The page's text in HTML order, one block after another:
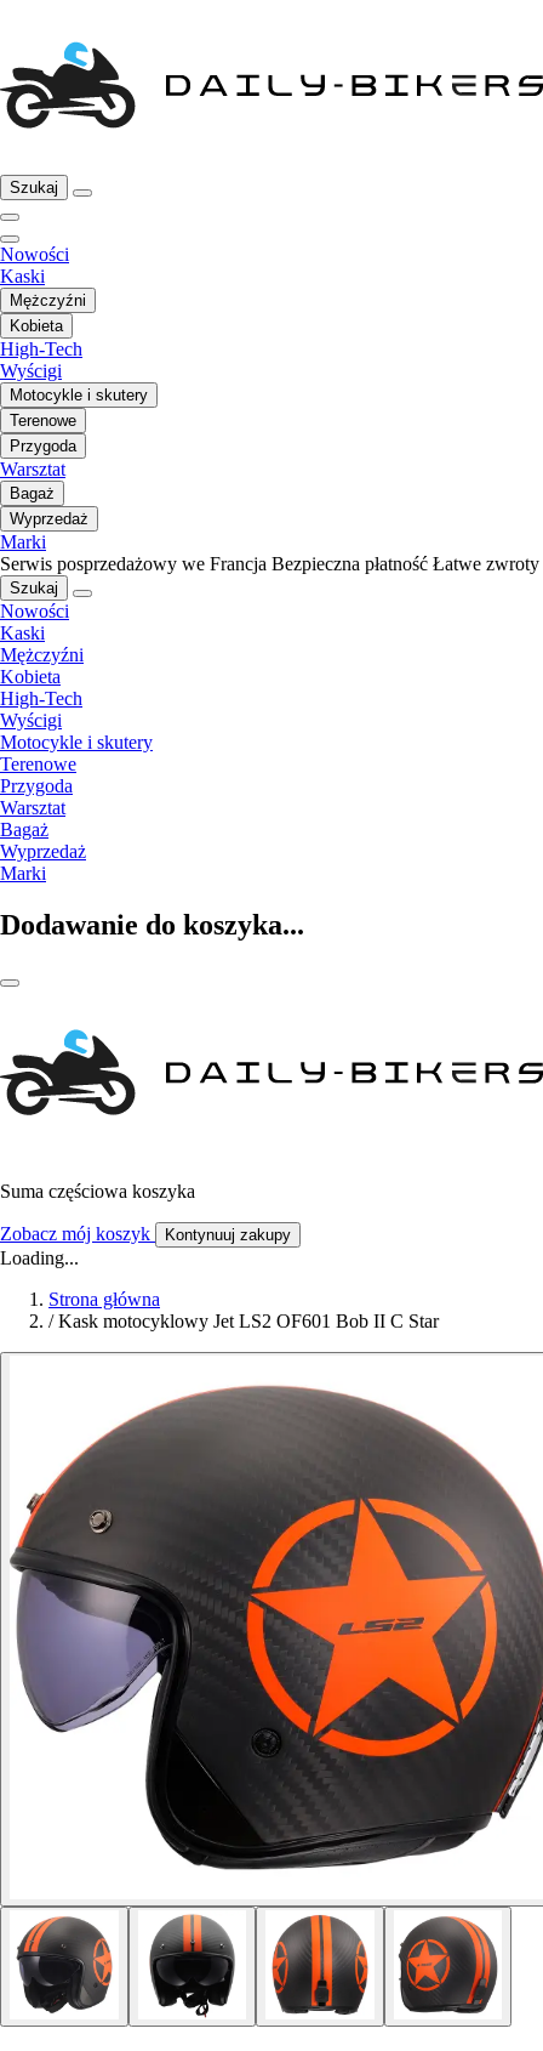
Szukaj
Nowości
Kaski
Mężczyźni
Kobieta
High-Tech
Wyścigi
Motocykle i skutery
Terenowe
Przygoda
Warsztat
Bagaż
Wyprzedaż
Marki
Serwis posprzedażowy we Francja Bezpieczna płatność Łatwe zwroty
Szukaj
Nowości
Kaski
Mężczyźni
Kobieta
High-Tech
Wyścigi
Motocykle i skutery
Terenowe
Przygoda
Warsztat
Bagaż
Wyprzedaż
Marki
Dodawanie do koszyka...
Suma częściowa koszyka
Zobacz mój koszyk Kontynuuj zakupy
Loading...
Strona główna
/ Kask motocyklowy Jet LS2 OF601 Bob II C Star